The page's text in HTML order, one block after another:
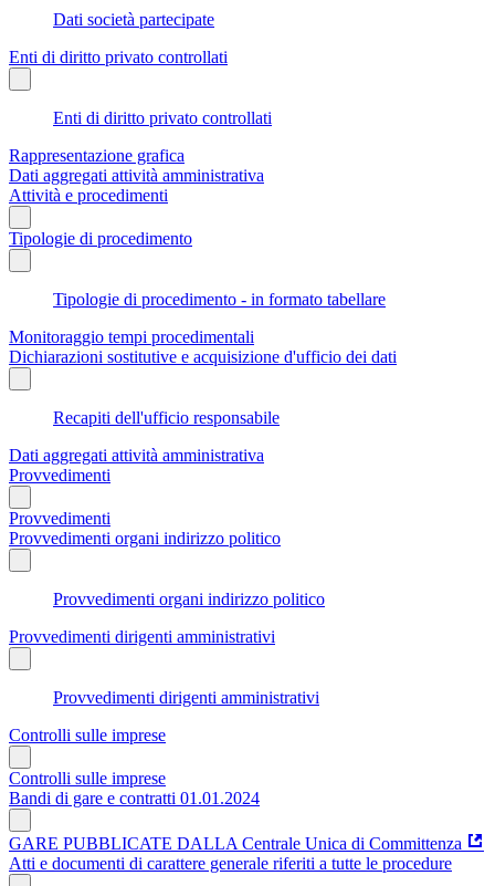
Dati società partecipate
Enti di diritto privato controllati
Enti di diritto privato controllati
Rappresentazione grafica
Dati aggregati attività amministrativa
Attività e procedimenti
Tipologie di procedimento
Tipologie di procedimento - in formato tabellare
Monitoraggio tempi procedimentali
Dichiarazioni sostitutive e acquisizione d'ufficio dei dati
Recapiti dell'ufficio responsabile
Dati aggregati attività amministrativa
Provvedimenti
Provvedimenti
Provvedimenti organi indirizzo politico
Provvedimenti organi indirizzo politico
Provvedimenti dirigenti amministrativi
Provvedimenti dirigenti amministrativi
Controlli sulle imprese
Controlli sulle imprese
Bandi di gare e contratti 01.01.2024
GARE PUBBLICATE DALLA Centrale Unica di Committenza
Atti e documenti di carattere generale riferiti a tutte le procedure